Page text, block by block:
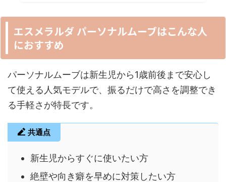
エスメラルダ パーソナルムーブはこんな人
におすすめ
パーソナルムーブは新生児から1歳前後まで安心し
て使える人気モデルで、振るだけで高さを調整でき
る手軽さが特長です。
共通点
新生児からすぐに使いたい方
絶壁や向き癖を早めに対策したい方